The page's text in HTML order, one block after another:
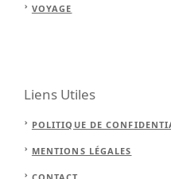
VOYAGE
Liens Utiles
POLITIQUE DE
MENTIONS LÉGALES